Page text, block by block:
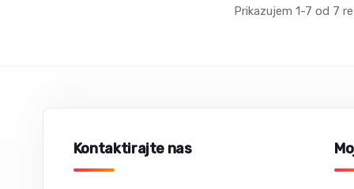
Prikazujem 1-7 od 7
Kontaktirajte nas